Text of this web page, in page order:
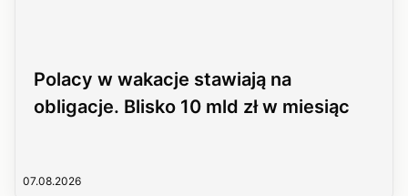
Polacy w wakacje stawiają na
obligacje. Blisko 10 mld zł w miesiąc
07.08.2026